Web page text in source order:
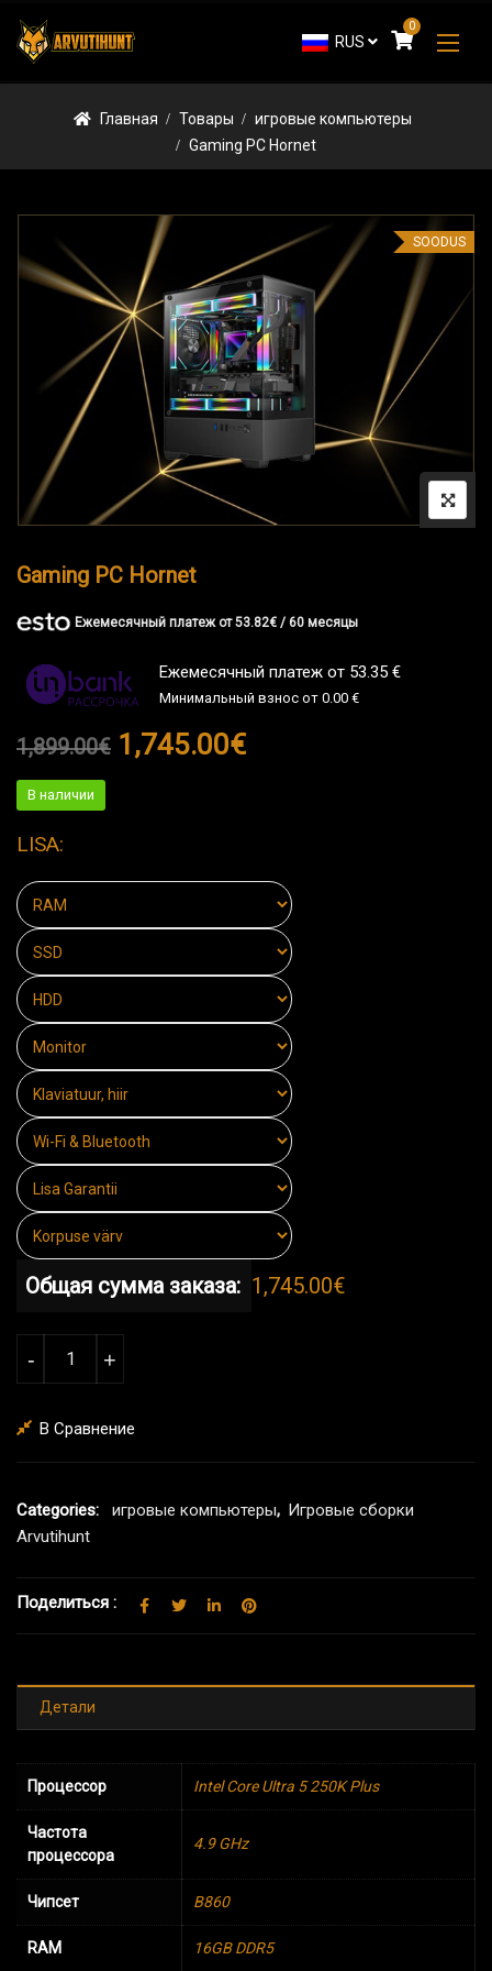
RUS
0
Главная Товары
игровые компьютеры
Gaming PC Hornet
SOODUS
Gaming PC Hornet
Eжемесячный платеж от53.82€ / 60 месяцы
Ежемесячный платеж от 53.35 €
Минимальный взнос от 0.00 €
1,899.00€ 1,745.00€
В наличии
LISA:
Общая сумма заказа: 1,745.00€
+
-
В Сравнение
Categories: игровые компьютеры, Игровые сборки
Arvutihunt
Поделиться :
Детали
Процессор Intel Core Ultra 5 250K Plus
Частота
процессора
4.9 GHz
Чипсет B860
RAM 16GB DDR5